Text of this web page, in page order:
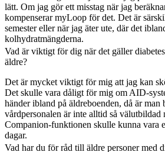
lätt. Om jag gör ett misstag när jag
kompenserar myLoop för det. Det är
semester eller när jag äter ute, där det
kolhydratmängderna.
Vad är viktigt för dig när det gäller
äldre?
Det är mycket viktigt för mig att jag kan
Det skulle vara dåligt för mig om AID-
händer ibland på äldreboenden, då är man
vårdpersonalen är inte alltid så välutbildad
Companion-funktionen skulle kunna vara
dagar.
Vad har du för råd till äldre personer med